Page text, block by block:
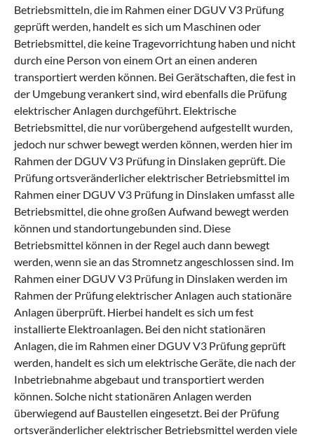
Betriebsmitteln, die im Rahmen einer DGUV V3 Prüfung
geprüft werden, handelt es sich um Maschinen oder
Betriebsmittel, die keine Tragevorrichtung haben und nicht
durch eine Person von einem Ort an einen anderen
transportiert werden können. Bei Gerätschaften, die fest in
der Umgebung verankert sind, wird ebenfalls die Prüfung
elektrischer Anlagen durchgeführt. Elektrische
Betriebsmittel, die nur vorübergehend aufgestellt wurden,
jedoch nur schwer bewegt werden können, werden hier im
Rahmen der DGUV V3 Prüfung in Dinslaken geprüft. Die
Prüfung ortsveränderlicher elektrischer Betriebsmittel im
Rahmen einer DGUV V3 Prüfung in Dinslaken umfasst alle
Betriebsmittel, die ohne großen Aufwand bewegt werden
können und standortungebunden sind. Diese
Betriebsmittel können in der Regel auch dann bewegt
werden, wenn sie an das Stromnetz angeschlossen sind. Im
Rahmen einer DGUV V3 Prüfung in Dinslaken werden im
Rahmen der Prüfung elektrischer Anlagen auch stationäre
Anlagen überprüft. Hierbei handelt es sich um fest
installierte Elektroanlagen. Bei den nicht stationären
Anlagen, die im Rahmen einer DGUV V3 Prüfung geprüft
werden, handelt es sich um elektrische Geräte, die nach der
Inbetriebnahme abgebaut und transportiert werden
können. Solche nicht stationären Anlagen werden
überwiegend auf Baustellen eingesetzt. Bei der Prüfung
ortsveränderlicher elektrischer Betriebsmittel werden viele